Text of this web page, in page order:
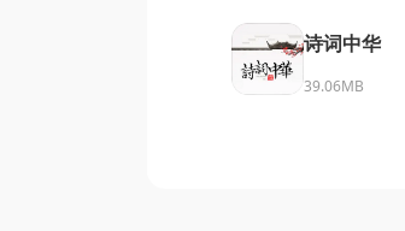
诗词中华
39.06MB